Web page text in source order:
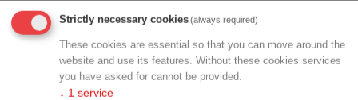
Genau hier setzt Accu-Chek® SmartGuide an: Die auf
Basis KI-gestützter Algorithmen entwickelte
Vorhersagefunktion unterscheidet die Lösung deutlich von
anderen CGM-Systemen. Sie zeigt den voraussichtlichen
Verlauf der Glukose und informiert über potenziell
Strictly necessary cookies(always required)
These cookies are essential so that you can move around the
website and use its features. Without these cookies services
you have asked for cannot be provided.
↓ 1 service